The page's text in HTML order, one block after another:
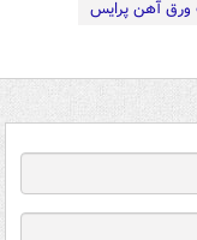
آهن پرایس